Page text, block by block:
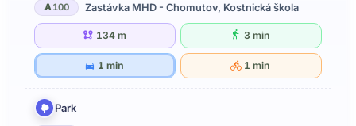
A100 Zastávka MHD - Chomutov, Kostnická škola
134 m 3 min
1 min 1 min
Park